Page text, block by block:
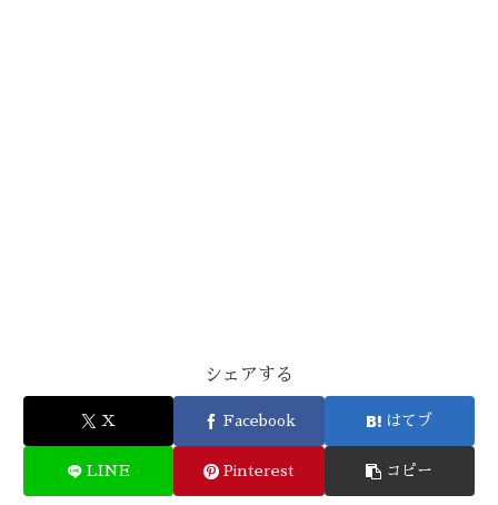
シェアする
X Facebook はてブ
LINE Pinterest コピー